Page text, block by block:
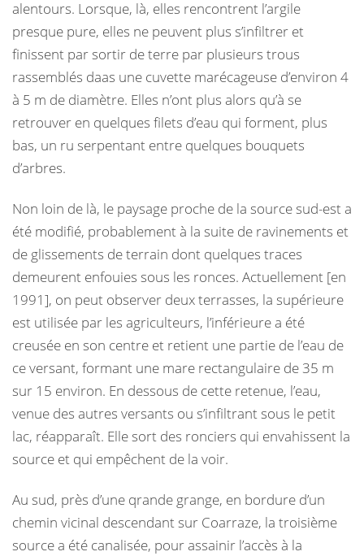
alentours. Lorsque, là, elles rencontrent l’argile
presque pure, elles ne peuvent plus s’infiltrer et
finissent par sortir de terre par plusieurs trous
rassemblés daas une cuvette marécageuse d’environ 4
à 5 m de diamètre. Elles n’ont plus alors qu’à se
retrouver en quelques filets d’eau qui forment, plus
bas, un ru serpentant entre quelques bouquets
d’arbres.
Non loin de là, le paysage proche de la source sud-est a
été modifié, probablement à la suite de ravinements et
de glissements de terrain dont quelques traces
demeurent enfouies sous les ronces. Actuellement [en
1991], on peut observer deux terrasses, la supérieure
est utilisée par les agriculteurs, l’inférieure a été
creusée en son centre et retient une partie de l’eau de
ce versant, formant une mare rectangulaire de 35 m
sur 15 environ. En dessous de cette retenue, l’eau,
venue des autres versants ou s’infiltrant sous le petit
lac, réapparaît. Elle sort des ronciers qui envahissent la
source et qui empêchent de la voir.
Au sud, près d’une qrande grange, en bordure d’un
chemin vicinal descendant sur Coarraze, la troisième
source a été canalisée, pour assainir l’accès à la